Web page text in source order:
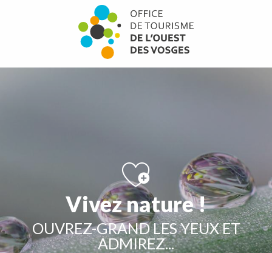
Vivez nature !
OUVREZ-GRAND LES YEUX ET
ADMIREZ...